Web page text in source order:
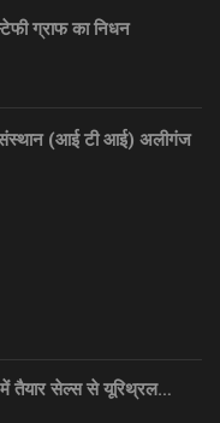
ग्राफ का निधन
संस्थान (आई टी आई) अलीगंज
में तैयार सेल्स से यूरिथ्रल…